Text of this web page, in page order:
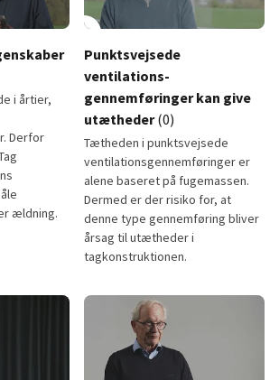
i årtier,
Derfor
ældning.
efter ældning
play_circlePunktsvejsede
ventilations-
gennemføringer kan give
utætheder (0)
Tætheden i punktsvejsede
ventilationsgennemføringer er
alene baseret på fugemassen.
Dermed er der risiko for, at
denne type gennemføring bliver
årsag til utætheder i
tagkonstruktionen.
Punktsvejsede ventilations-